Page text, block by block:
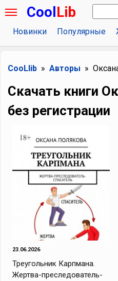
Cool Lib
Новинки Популярные
CooLlib Авторы
Скачать книги
без регистрации
23.06.2026
Треугольник Карпмана.
Жертва-преследователь-